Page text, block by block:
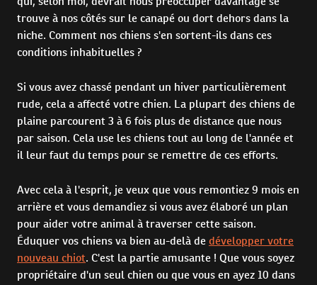
trouve à nos côtés sur le canapé ou dort dehors dans la
niche. Comment nos chiens s'en sortent-ils dans ces
conditions inhabituelles ?
Si vous avez chassé pendant un hiver particulièrement
rude, cela a affecté votre chien. La plupart des chiens de
plaine parcourent 3 à 6 fois plus de distance que nous
par saison. Cela use les chiens tout au long de l'année et
il leur faut du temps pour se remettre de ces efforts.
Avec cela à l'esprit, je veux que vous remontiez 9 mois en
arrière et vous demandiez si vous avez élaboré un plan
pour aider votre animal à traverser cette saison.
Éduquer vos chiens va bien au-delà dedévelopper votre
nouveau chiot. C'est la partie amusante ! Que vous soyez
propriétaire d'un seul chien ou que vous en ayez 10 dans